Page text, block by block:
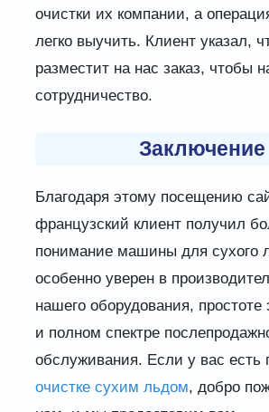
очистки их компании, а
легко выучить. Клиент указал,
разместит на нас заказ, чтобы
сотрудничество.
Заключение
Благодаря этому посещению
французский клиент получил
понимание машины для сухого
особенно уверен в
нашего оборудования, простоте
и полном спектре
обслуживания. Если у вас есть
очистке сухим льдом, добро